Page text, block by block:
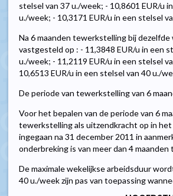
stelsel van 37 u./week; - 10,8601 EUR/u
u./week; - 10,3171 EUR/u in een stelsel
Na 6 maanden tewerkstelling bij
vastgesteld op : - 11,3848 EUR/u in een
u./week; - 11,2119 EUR/u in een stelsel
10,6513 EUR/u in een stelsel van 40 u./
De periode van tewerkstelling van 6
Voor het bepalen van de periode van 6
tewerkstelling als uitzendkracht op in het
ingegaan na 31 december 2011 in
onderbreking is van meer dan 4
De maximale wekelijkse arbeidsduur
40 u./week zijn pas van toepassing